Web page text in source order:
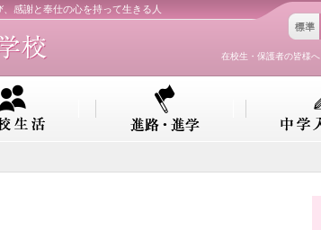
感謝と奉仕の心を持って生きる人
在校生・保護者の皆様へ